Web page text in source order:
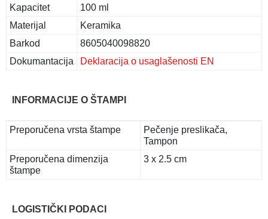
Kapacitet
100 ml
Materijal
Keramika
Barkod
8605040098820
Dokumantacija
Deklaracija o usaglašenosti EN
INFORMACIJE O ŠTAMPI
Preporučena vrsta štampe
Pečenje preslikača,
Tampon
Preporučena dimenzija
štampe
3 x 2.5 cm
LOGISTIČKI PODACI